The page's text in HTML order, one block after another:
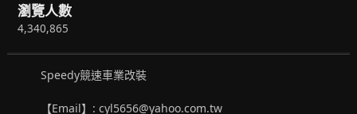
瀏覽人數
4,340,865
Speedy競速車業改裝
【Email】: cyl5656@yahoo.com.tw